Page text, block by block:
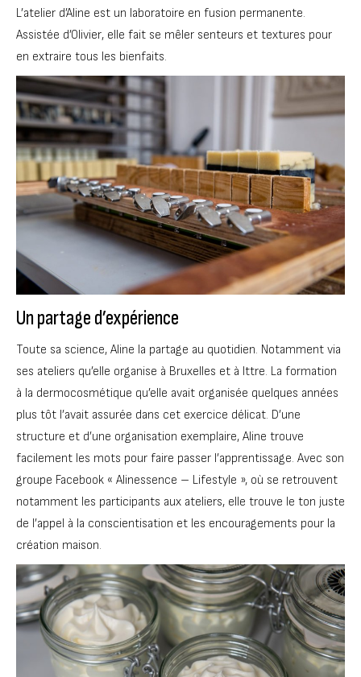
L’atelier d’Aline est un laboratoire en fusion permanente.
Assistée d’Olivier, elle fait se mêler senteurs et textures pour
en extraire tous les bienfaits.
Un partage d’expérience
Toute sa science, Aline la partage au quotidien. Notamment via
ses ateliers qu’elle organise à Bruxelles et à Ittre. La formation
à la dermocosmétique qu’elle avait organisée quelques années
plus tôt l’avait assurée dans cet exercice délicat. D’une
structure et d’une organisation exemplaire, Aline trouve
facilement les mots pour faire passer l’apprentissage. Avec son
groupe Facebook « Alinessence – Lifestyle », où se retrouvent
notamment les participants aux ateliers, elle trouve le ton juste
de l’appel à la conscientisation et les encouragements pour la
création maison.